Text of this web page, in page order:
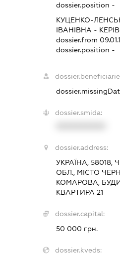
dossier.position -
КУЦЕНКО-
ІВАНІВНА -
dossier.from
dossier.position -
dossier.smida:
dossier.address:
УКРАЇНА, 58018,
ОБЛ., МІСТО
КОМАРОВА,
КВАРТИРА 21
dossier.capital:
50 000 грн.
dossier.kveds: